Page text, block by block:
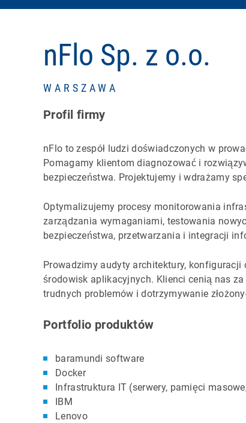
nFlo Sp. z o.o.
WARSZAWA
Profil firmy
nFlo to zespół ludzi doświadczonych w
Pomagamy klientom diagnozować i
bezpieczeństwa. Projektujemy i wdrażamy
Optymalizujemy procesy monitorowania
zarządzania wymaganiami, testowania
bezpieczeństwa, przetwarzania i integracji
Prowadzimy audyty architektury, konfiguracji
środowisk aplikacyjnych. Klienci cenią nas
trudnych problemów i dotrzymywanie
Portfolio produktów
baramundi software
Docker
Infrastruktura IT (serwery, pamięci
IBM
Lenovo